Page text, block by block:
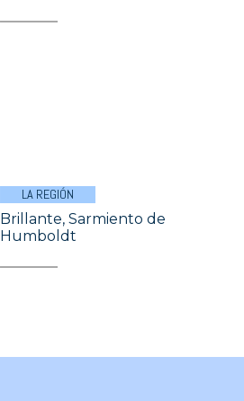
LA REGIÓN
Brillante, Sarmiento de
Humboldt